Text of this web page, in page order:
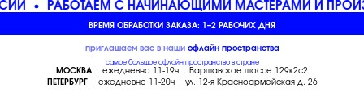
РАБОТАЕМ С НАЧИНАЮЩИМИ МАСТЕРАМИ И
ВРЕМЯ ОБРАБОТКИ ЗАКАЗА: 1–2 РАБОЧИХ ДНЯ
приглашаем вас в наши офлайн пространства
самое большое офлайн пространство в стране
МОСКВА| ежедневно 11-19ч | Варшавское шоссе 129к2с2
ПЕТЕРБУРГ| ежедневно 11-20ч | ул. 12-я Красноармейская д. 26